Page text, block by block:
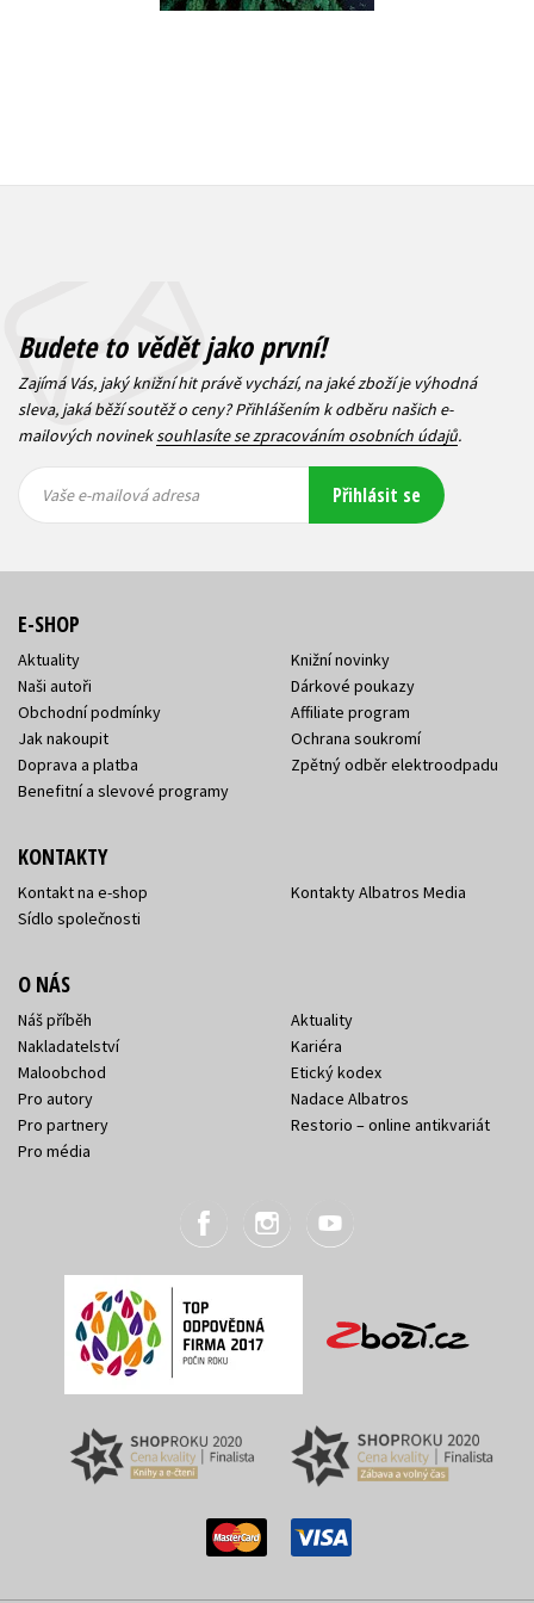
Budete to vědět jako první!
Zajímá Vás, jaký knižní hit právě vychází, na jaké zboží je výhodná
sleva, jaká běží soutěž o ceny? Přihlášením k odběru našich e-
mailových novineksouhlasíte se zpracováním osobních údajů.
mailová
mailová
Vaše e-mailová adresa Přihlásit se
E-SHOP
Aktuality
Naši autoři
Obchodní podmínky
Jak nakoupit
Doprava a platba
Benefitní a slevové programy
Knižní novinky
Dárkové poukazy
Affiliate program
Ochrana soukromí
Zpětný odběr elektroodpadu
KONTAKTY
Kontakt na e-shop
Sídlo společnosti
Kontakty Albatros Media
O NÁS
Náš příběh
Nakladatelství
Maloobchod
Pro autory
Pro partnery
Pro média
Aktuality
Kariéra
Etický kodex
Nadace Albatros
Restorio – online antikvariát